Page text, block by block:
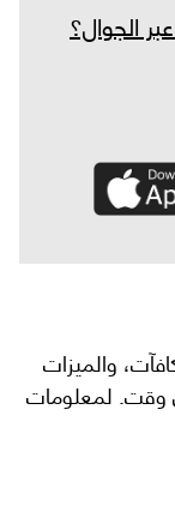
الجوال؟
والميزات
وقت. لمعلومات